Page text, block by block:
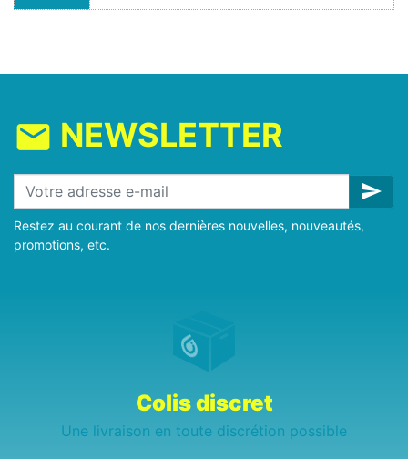
mail NEWSLETTER
send
Restez au courant de nos dernières nouvelles, nouveautés,
promotions, etc.
Colis discret
Une livraison en toute discrétion possible